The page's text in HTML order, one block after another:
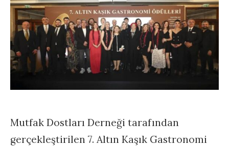
Mutfak Dostları Derneği tarafından
gerçekleştirilen 7. Altın Kaşık Gastronomi